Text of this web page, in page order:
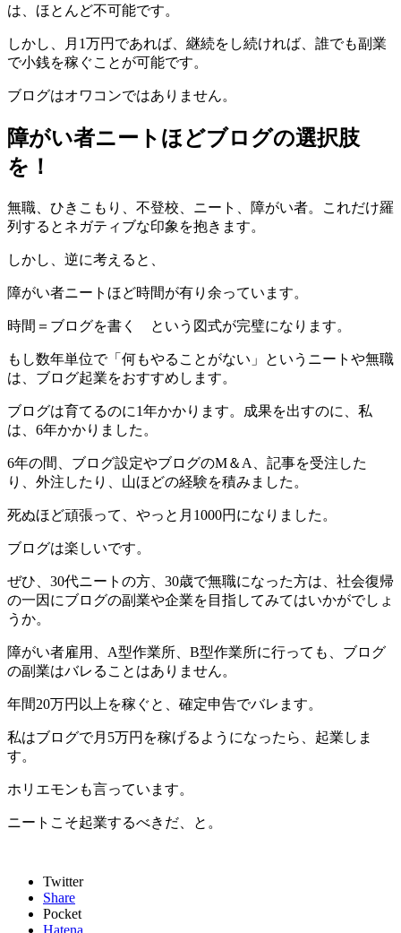
は、ほとんど不可能です。
しかし、月1万円であれば、継続をし続ければ、誰でも副業
で小銭を稼ぐことが可能です。
ブログはオワコンではありません。
障がい者ニートほどブログの選択肢
を！
無職、ひきこもり、不登校、ニート、障がい者。これだけ羅
列するとネガティブな印象を抱きます。
しかし、逆に考えると、
障がい者ニートほど時間が有り余っています。
時間＝ブログを書く という図式が完璧になります。
もし数年単位で「何もやることがない」というニートや無職
は、ブログ起業をおすすめします。
ブログは育てるのに1年かかります。成果を出すのに、私
は、6年かかりました。
6年の間、ブログ設定やブログのM＆A、記事を受注した
り、外注したり、山ほどの経験を積みました。
死ぬほど頑張って、やっと月1000円になりました。
ブログは楽しいです。
ぜひ、30代ニートの方、30歳で無職になった方は、社会復帰
の一因にブログの副業や企業を目指してみてはいかがでしょ
うか。
障がい者雇用、A型作業所、B型作業所に行っても、ブログ
の副業はバレることはありません。
年間20万円以上を稼ぐと、確定申告でバレます。
私はブログで月5万円を稼げるようになったら、起業しま
す。
ホリエモンも言っています。
ニートこそ起業するべきだ、と。
Twitter
Share
Pocket